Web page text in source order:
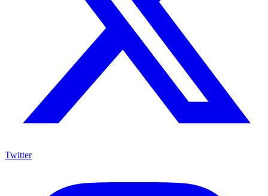
Twitter